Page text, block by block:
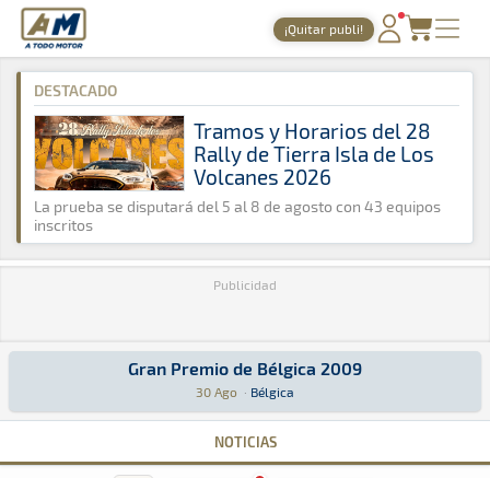
A Todo Motor · Revista del motor desde 1999
¡Quitar publi!
PORTADA
TIEMPOS ONLINE
NOTICIAS
AGENDA
GALERÍAS
A Todo Motor » Agenda » 2009 » Agosto
DESTACADO
Tramos y Horarios del 28
Rally de Tierra Isla de Los
Volcanes 2026
La prueba se disputará del 5 al 8 de agosto con 43 equipos
inscritos
Publicidad
Gran Premio de Bélgica 2009
Gran Premio de Bélgica 2009
30 Ago · Bélgica
Fórmula 1 · Gran Premio de Bélgica 2009: Aquí podrás encontrar
NOTICIAS